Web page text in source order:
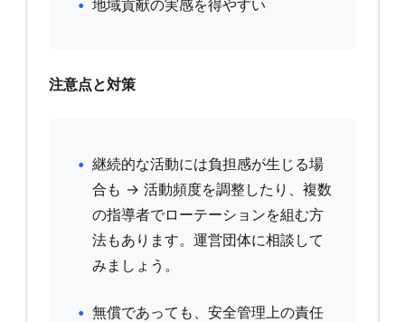
地域貢献の実感を得やすい
注意点と対策
継続的な活動には負担感が生じる場
合も → 活動頻度を調整したり、複数
の指導者でローテーションを組む方
法もあります。運営団体に相談して
みましょう。
無償であっても、安全管理上の責任